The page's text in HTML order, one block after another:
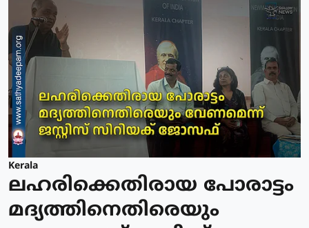
Kerala
ലഹരിക്കെതിരായ പോരാട്ടം
മദ്യത്തിനെതിരെയും